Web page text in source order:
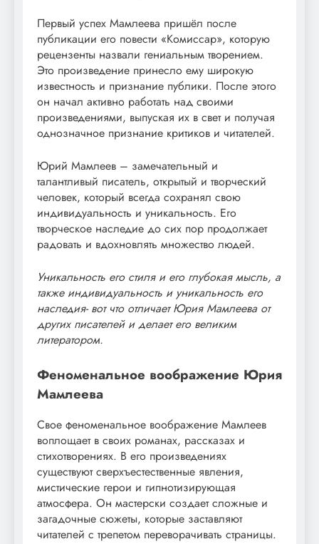
Первый успех Мамлеева пришёл после
публикации его повести «Комиссар», которую
рецензенты назвали гениальным творением.
Это произведение принесло ему широкую
известность и признание публики. После этого
он начал активно работать над своими
произведениями, выпуская их в свет и получая
однозначное признание критиков и читателей.
Юрий Мамлеев – замечательный и
талантливый писатель, открытый и творческий
человек, который всегда сохранял свою
индивидуальность и уникальность. Его
творческое наследие до сих пор продолжает
радовать и вдохновлять множество людей.
Уникальность его стиля и его глубокая мысль, а
также индивидуальность и уникальность его
наследия- вот что отличает Юрия Мамлеева от
других писателей и делает его великим
литератором.
Феноменальное воображение Юрия
Мамлеева
Свое феноменальное воображение Мамлеев
воплощает в своих романах, рассказах и
стихотворениях. В его произведениях
существуют сверхъестественные явления,
мистические герои и гипнотизирующая
атмосфера. Он мастерски создает сложные и
загадочные сюжеты, которые заставляют
читателей с трепетом переворачивать страницы.